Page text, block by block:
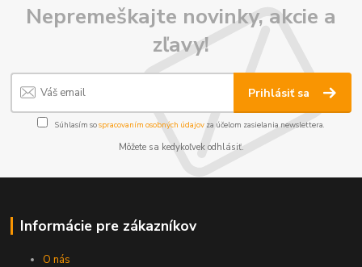
Nepremeškajte novinky, akcie a
zľavy!
Prihlásiť sa
Súhlasím sospracovaním osobných údajov za účelom zasielania newslettera.
Môžete sa kedykoľvek odhlásiť.
Informácie pre zákazníkov
O nás